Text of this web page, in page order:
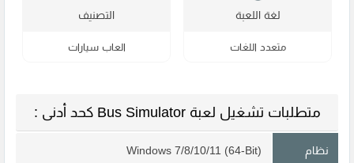
لغة اللعبة
متعدد اللغات
التصنيف
العاب سيارات
متطلبات تشغيل لعبة Bus Simulator كحد أدنى :
نظام
Windows 7/8/10/11 (64-Bit)